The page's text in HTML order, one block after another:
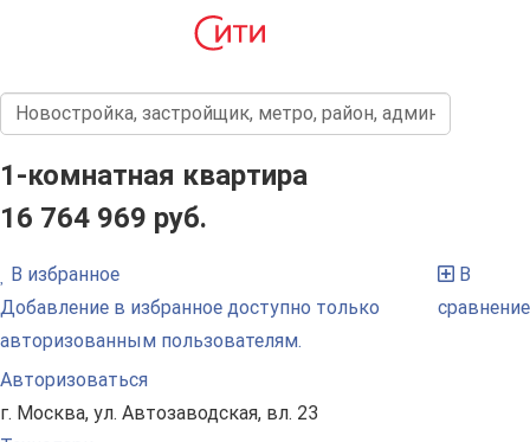
1-комнатная квартира
16 764 969 руб.
В избранное
Добавление в избранное доступно только
авторизованным пользователям.
Авторизоваться
В
сравнение
г. Москва, ул. Автозаводская, вл. 23